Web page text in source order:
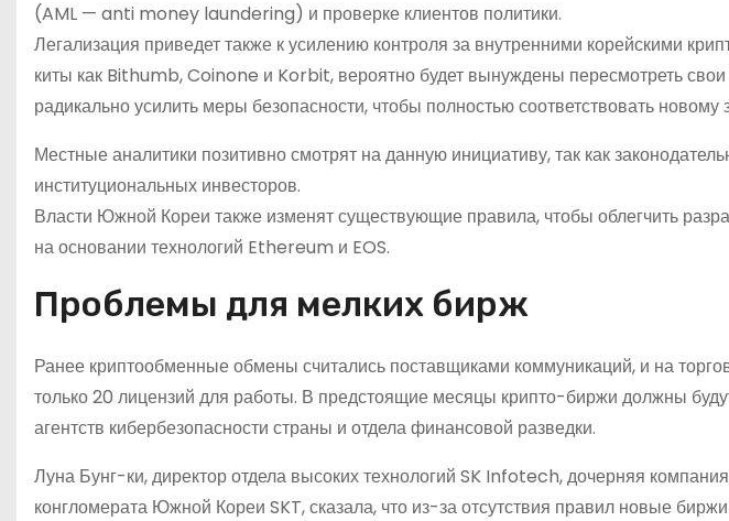
(AML — anti money laundering) и проверке клиентов политики.
Легализация приведет также к усилению контроля за внутренними корейскими
киты как Bithumb, Coinone и Korbit, вероятно будет вынуждены пересмотреть
радикально усилить меры безопасности, чтобы полностью соответствовать новому
Местные аналитики позитивно смотрят на данную инициативу, так как
институциональных инвесторов.
Власти Южной Кореи также изменят существующие правила, чтобы облегчить
на основании технологий Ethereum и EOS.
Проблемы для мелких бирж
Ранее криптообменные обмены считались поставщиками коммуникаций, и на
только 20 лицензий для работы. В предстоящие месяцы крипто-биржи должны
агентств кибербезопасности страны и отдела финансовой разведки.
Луна Бунг-ки, директор отдела высоких технологий SK Infotech, дочерняя
конгломерата Южной Кореи SKT, сказала, что из-за отсутствия правил новые